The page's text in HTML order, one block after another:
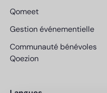
Qomeet
Gestion événementielle
Communauté bénévoles
Qoezion